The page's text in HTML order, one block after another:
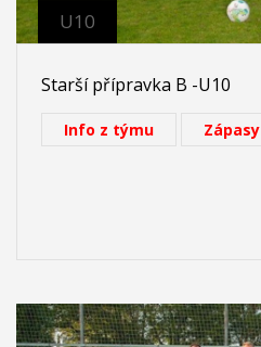
U10
Starší přípravka B -U10
Info z týmu Zápasy